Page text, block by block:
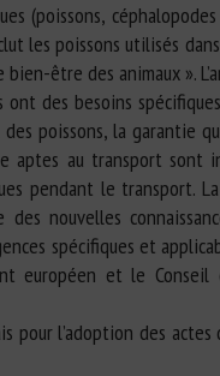
(poissons,
les poissons utilisés
être des animaux ».
ont des besoins
poissons, la garantie
au transport sont
pendant le transport.
nouvelles
spécifiques et
européen et le
l’adoption des